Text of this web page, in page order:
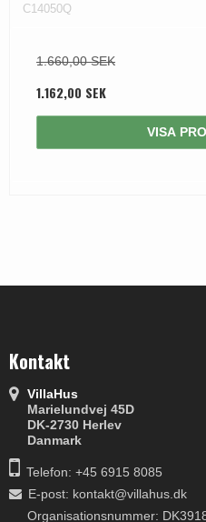
C14050Q
1.660,00 SEK
1.162,00 SEK
VISA
Kontakt
VillaHus
Marielundvej 45D
DK-2730 Herlev
Danmark
Telefon: +45 6915 8085
E-post: kontakt@villahus.dk
Organisationsnummer: